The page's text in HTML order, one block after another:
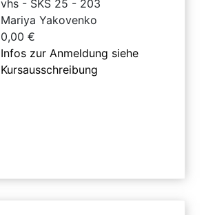
vhs - SKS 25 - 203
Mariya Yakovenko
0,00 €
Infos zur Anmeldung siehe
Kursausschreibung